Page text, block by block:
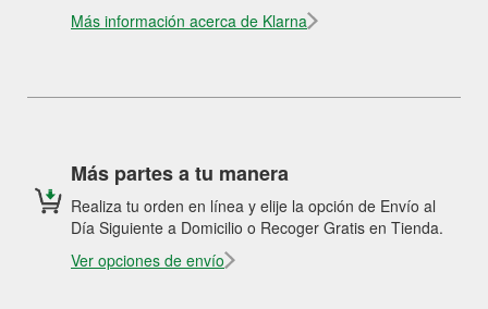
Más información acerca de Klarna
Más partes a tu manera
Realiza tu orden en línea y elije la opción de Envío al
Día Siguiente a Domicilio o Recoger Gratis en Tienda.
Ver opciones de envío